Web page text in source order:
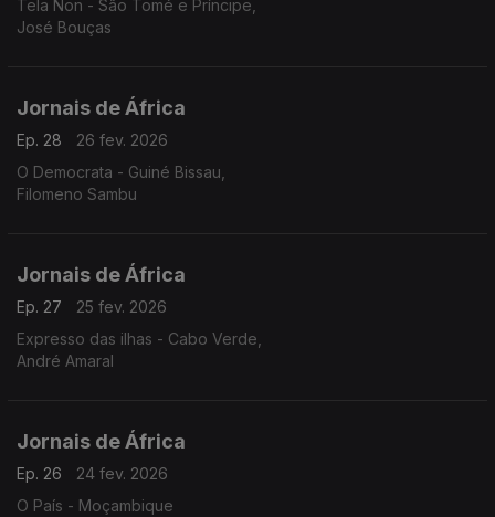
Tela Non - São Tomé e Príncipe,
José Bouças
Jornais de África
Ep. 28
26 fev. 2026
O Democrata - Guiné Bissau,
Filomeno Sambu
Jornais de África
Ep. 27
25 fev. 2026
Expresso das ilhas - Cabo Verde,
André Amaral
Jornais de África
Ep. 26
24 fev. 2026
O País - Moçambique